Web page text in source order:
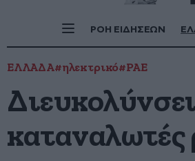
ΡΟΗ ΕΙΔΗΣΕΩΝ
ΕΛΛΑΔΑ#ηλεκτρικό#ΡΑΕ
καταναλωτές